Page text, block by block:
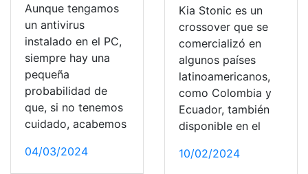
Aunque tengamos
un antivirus
instalado en el PC,
siempre hay una
pequeña
probabilidad de
que, si no tenemos
cuidado, acabemos
04/03/2024
Kia Stonic es un
crossover que se
comercializó en
algunos países
latinoamericanos,
como Colombia y
Ecuador, también
disponible en el
10/02/2024